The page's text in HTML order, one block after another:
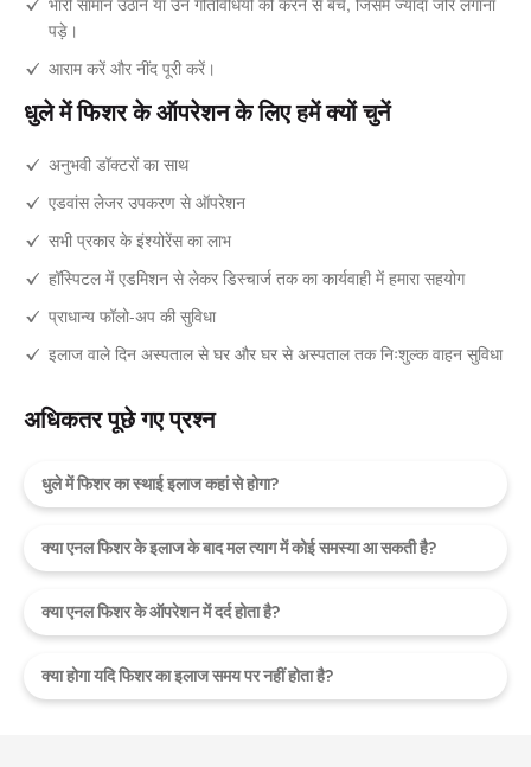
पड़े।
आराम करें और नींद पूरी करें।
धुले में फिशर के ऑपरेशन के लिए हमें क्यों चुनें
अनुभवी डॉक्टरों का साथ
एडवांस लेजर उपकरण से ऑपरेशन
सभी प्रकार के इंश्योरेंस का लाभ
हॉस्पिटल में एडमिशन से लेकर डिस्चार्ज तक का कार्यवाही में हमारा सहयोग
प्राधान्य फॉलो-अप की सुविधा
इलाज वाले दिन अस्पताल से घर और घर से अस्पताल तक निःशुल्क वाहन सुविधा
अधिकतर पूछे गए प्रश्न
धुले में फिशर का स्थाई इलाज कहां से होगा?
क्या एनल फिशर के इलाज के बाद मल त्याग में कोई समस्या आ सकती है?
क्या एनल फिशर के ऑपरेशन में दर्द होता है?
क्या होगा यदि फिशर का इलाज समय पर नहीं होता है?